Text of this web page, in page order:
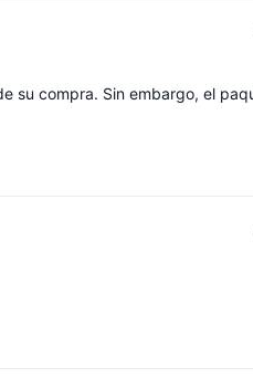
su compra. Sin embargo, el